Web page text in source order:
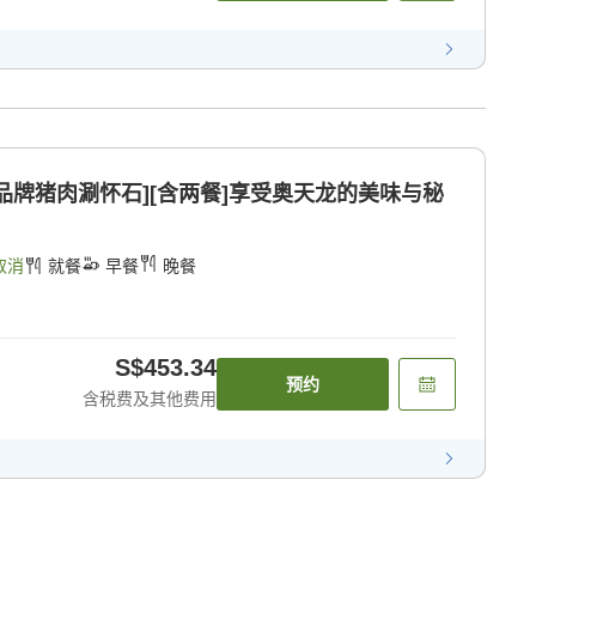
牌猪肉涮怀石][含两餐]享受奥天龙的美味与秘
消 就餐 早餐 晚餐
S$453.34
含税费及其他费用
预约